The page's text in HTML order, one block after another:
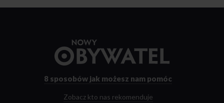
strony
8 sposobów jak możesz nam pomóc
Zobacz kto nas rekomenduje